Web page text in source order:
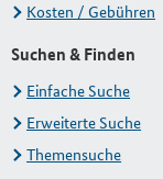
Kosten / Gebühren
Suchen & Finden
Einfache Suche
Erweiterte Suche
Themensuche